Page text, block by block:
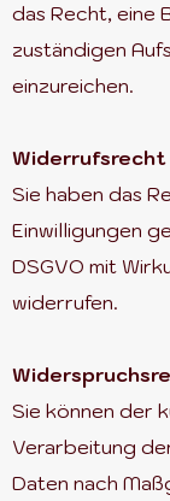
das Recht, eine
zuständigen
einzureichen.
Widerrufsrecht
Sie haben das
Einwilligungen
DSGVO mit
widerrufen.
Sie können der
Verarbeitung
Daten nach